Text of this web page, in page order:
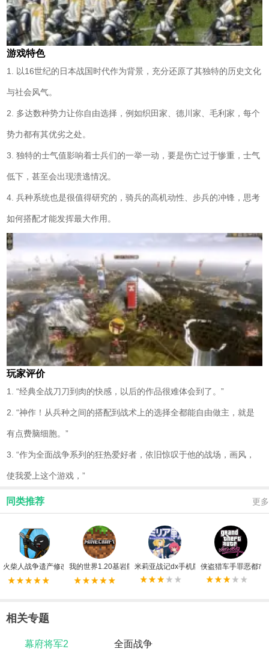
游戏特色
1. 以16世纪的日本战国时代作为背景，充分还原了其独特的历史文化
与社会风气。
2. 多达数种势力让你自由选择，例如织田家、德川家、毛利家，每个
势力都有其优劣之处。
3. 独特的士气值影响着士兵们的一举一动，要是伤亡过于惨重，士气
低下，甚至会出现溃逃情况。
4. 兵种系统也是很值得研究的，骑兵的高机动性、步兵的冲锋，思考
如何搭配才能发挥最大作用。
玩家评价
1. “经典全战刀刀到肉的快感，以后的作品很难体会到了。”
2. “神作！从兵种之间的搭配到战术上的选择全都能自由做主，就是
有点费脑细胞。”
3. “作为全面战争系列的狂热爱好者，依旧惊叹于他的战场，画风，
使我爱上这个游戏，”
同类推荐 更多
火柴人战争遗产修改器FF版我的世界1.20基岩版手机版米莉亚战记dx手机版 侠盗猎车手罪恶都市
相关专题
幕府将军2 全面战争